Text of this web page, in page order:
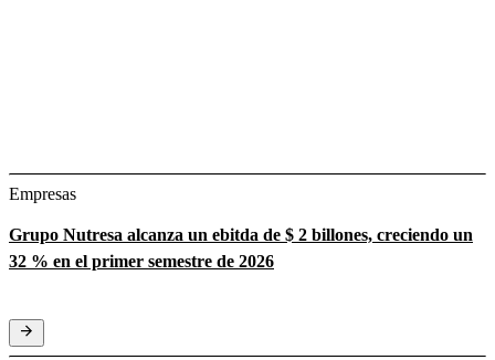
Empresas
Grupo Nutresa alcanza un ebitda de $ 2 billones, creciendo un
32 % en el primer semestre de 2026